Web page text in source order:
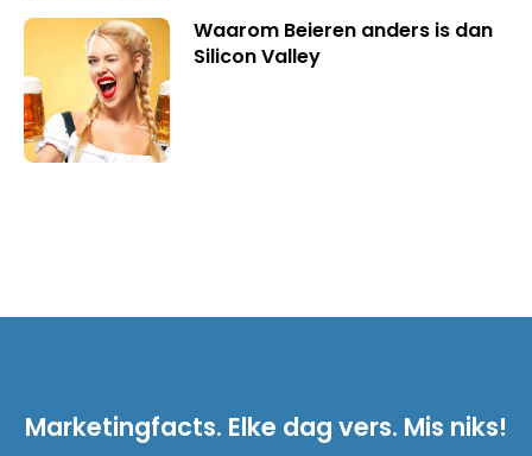
Waarom Beieren anders is dan
Silicon Valley
Marketingfacts. Elke dag vers. Mis niks!